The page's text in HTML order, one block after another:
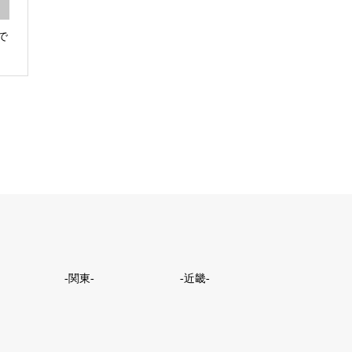
-関東- -近畿-